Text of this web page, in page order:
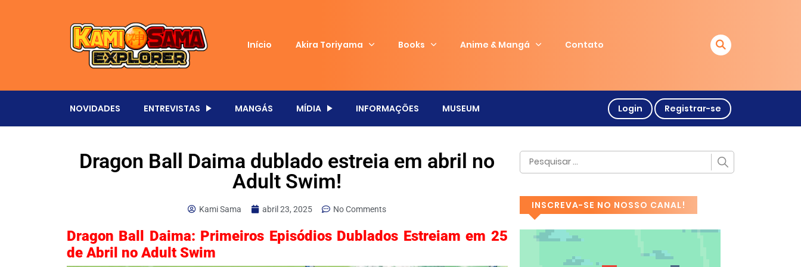
Início Akira Toriyama Books Anime & Mangá Contato
NOVIDADES ENTREVISTAS MANGÁS MÍDIA INFORMAÇÕES MUSEUM Login Registrar-se
Dragon Ball Daima dublado estreia em abril no
Adult Swim!
Kami Sama abril 23, 2025 No Comments
Dragon Ball Daima: Primeiros Episódios Dublados Estreiam em 25
de Abril no Adult Swim
INSCREVA-SE NO NOSSO CANAL!